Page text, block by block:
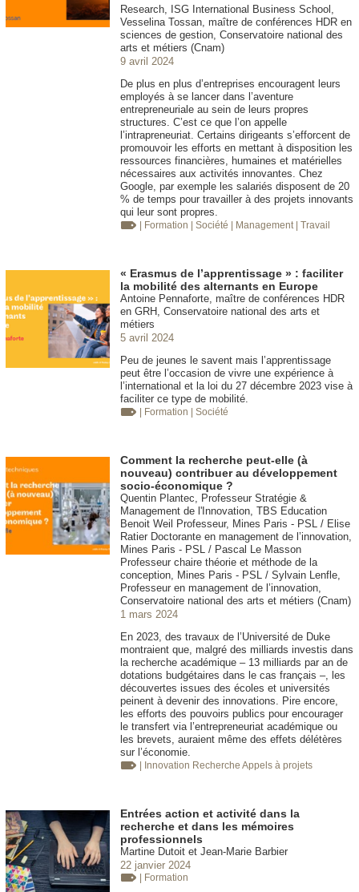
Research, ISG International Business School,
Vesselina Tossan, maître de conférences HDR en
sciences de gestion, Conservatoire national des
arts et métiers (Cnam)
9 avril 2024
De plus en plus d’entreprises encouragent leurs
employés à se lancer dans l’aventure
entrepreneuriale au sein de leurs propres
structures. C’est ce que l’on appelle
l’intrapreneuriat. Certains dirigeants s’efforcent de
promouvoir les efforts en mettant à disposition les
ressources financières, humaines et matérielles
nécessaires aux activités innovantes. Chez
Google, par exemple les salariés disposent de 20
% de temps pour travailler à des projets innovants
qui leur sont propres.
| Formation | Société | Management | Travail
« Erasmus de l’apprentissage » : faciliter
la mobilité des alternants en Europe
Antoine Pennaforte, maître de conférences HDR
en GRH, Conservatoire national des arts et
métiers
5 avril 2024
Peu de jeunes le savent mais l’apprentissage
peut être l’occasion de vivre une expérience à
l’international et la loi du 27 décembre 2023 vise à
faciliter ce type de mobilité.
| Formation | Société
Comment la recherche peut-elle (à
nouveau) contribuer au développement
socio-économique ?
Quentin Plantec, Professeur Stratégie &
Management de l'Innovation, TBS Education
Benoit Weil Professeur, Mines Paris - PSL / Elise
Ratier Doctorante en management de l’innovation,
Mines Paris - PSL / Pascal Le Masson
Professeur chaire théorie et méthode de la
conception, Mines Paris - PSL / Sylvain Lenfle,
Professeur en management de l’innovation,
Conservatoire national des arts et métiers (Cnam)
1 mars 2024
En 2023, des travaux de l’Université de Duke
montraient que, malgré des milliards investis dans
la recherche académique – 13 milliards par an de
dotations budgétaires dans le cas français –, les
découvertes issues des écoles et universités
peinent à devenir des innovations. Pire encore,
les efforts des pouvoirs publics pour encourager
le transfert via l’entrepreneuriat académique ou
les brevets, auraient même des effets délétères
sur l’économie.
| Innovation Recherche Appels à projets
Entrées action et activité dans la
recherche et dans les mémoires
professionnels
Martine Dutoit et Jean-Marie Barbier
22 janvier 2024
| Formation